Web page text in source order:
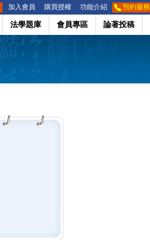
加入會員 購買授權 功能介紹 預約服務
法學題庫 會員專區 論著投稿